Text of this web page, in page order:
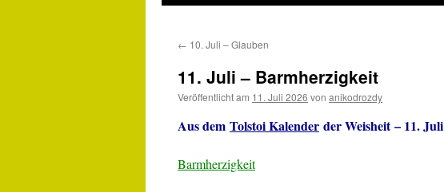
← 10. Juli – Glauben
11. Juli – Barmherzigkeit
Veröffentlicht am 11. Juli 2026 von anikodrozdy
Aus dem Tolstoi Kalender der Weisheit – 11. Juli
Barmherzigkeit